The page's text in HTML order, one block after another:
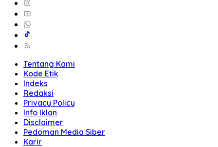
Tentang Kami
Kode Etik
Indeks
Redaksi
Privacy Policy
Info Iklan
Disclaimer
Pedoman Media Siber
Karir